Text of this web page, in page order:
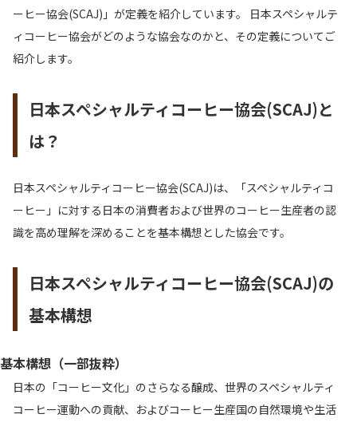
ーヒー協会(SCAJ)」が定義を紹介しています。 日本スペシャルテ
ィコーヒー協会がどのような協会なのかと、その定義についてご
紹介します。
日本スペシャルティコーヒー協会(SCAJ)と
は？
日本スペシャルティコーヒー協会(SCAJ)は、「スペシャルティコ
ーヒー」に対する日本の消費者および世界のコーヒー生産者の認
識を高め理解を深めることを基本構想とした協会です。
日本スペシャルティコーヒー協会(SCAJ)の
基本構想
基本構想（一部抜粋）
日本の「コーヒー文化」のさらなる醸成、世界のスペシャルティ
コーヒー運動への貢献、およびコーヒー生産国の自然環境や生活